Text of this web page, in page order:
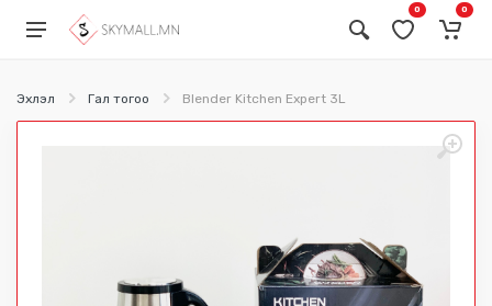
0 0
Эхлэл Гал тогоо Blender Kitchen Expert 3L